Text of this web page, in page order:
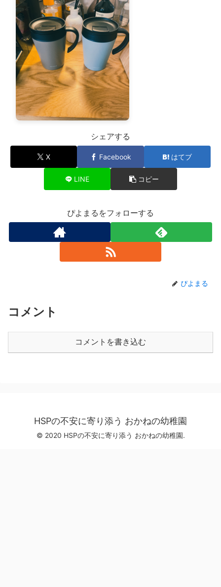
シェアする
X Facebook はてブ
LINE コピー
ぴよまるをフォローする
ぴよまる
コメント
コメントを書き込む
HSPの不安に寄り添う おかねの幼稚園
© 2020 HSPの不安に寄り添う おかねの幼稚園.